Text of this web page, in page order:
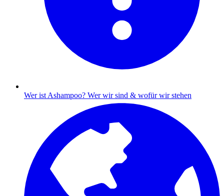
Wer ist Ashampoo? Wer wir sind & wofür wir stehen